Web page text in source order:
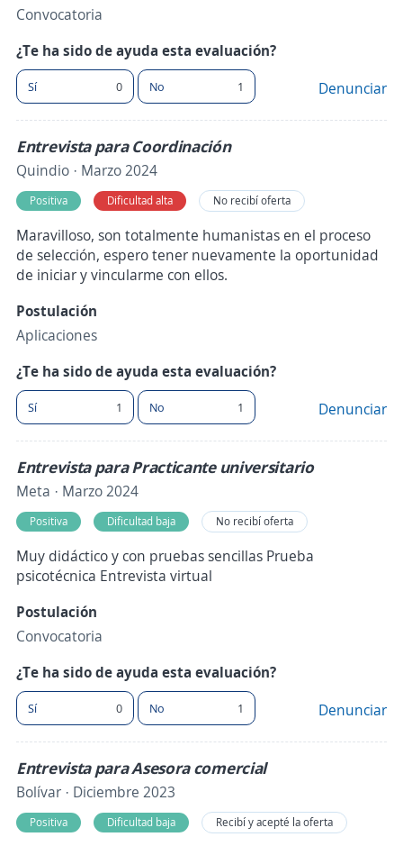
Convocatoria
¿Te ha sido de ayuda esta evaluación?
Sí 0 No 1 Denunciar
Entrevista para Coordinación
Quindio · Marzo 2024
Positiva Dificultad alta No recibí oferta
Maravilloso, son totalmente humanistas en el proceso
de selección, espero tener nuevamente la oportunidad
de iniciar y vincularme con ellos.
Postulación
Aplicaciones
¿Te ha sido de ayuda esta evaluación?
Sí 1 No 1 Denunciar
Entrevista para Practicante universitario
Meta · Marzo 2024
Positiva Dificultad baja No recibí oferta
Muy didáctico y con pruebas sencillas Prueba
psicotécnica Entrevista virtual
Postulación
Convocatoria
¿Te ha sido de ayuda esta evaluación?
Sí 0 No 1 Denunciar
Entrevista para Asesora comercial
Bolívar · Diciembre 2023
Positiva Dificultad baja Recibí y acepté la oferta